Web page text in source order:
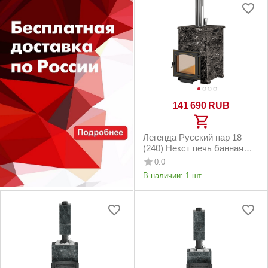
141 690 RUB
Легенда Русский пар 18
(240) Некст печь банная
чугунная в облицовке
0.0
В наличии: 1 шт.